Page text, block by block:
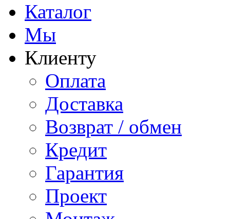
Каталог
Мы
Клиенту
Оплата
Доставка
Возврат / обмен
Кредит
Гарантия
Проект